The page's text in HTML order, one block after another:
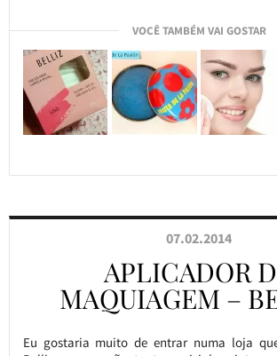
VOCÊ TAMBÉM VAI GOSTAR
07.02.2014
APLICADOR
MAQUIAGEM –
Eu gostaria muito de entrar numa loja